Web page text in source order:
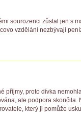
sourozenci zůstal jen s
vzdělání nezbývají
příjmy, proto dívka
ale podpora
který ji pomůže